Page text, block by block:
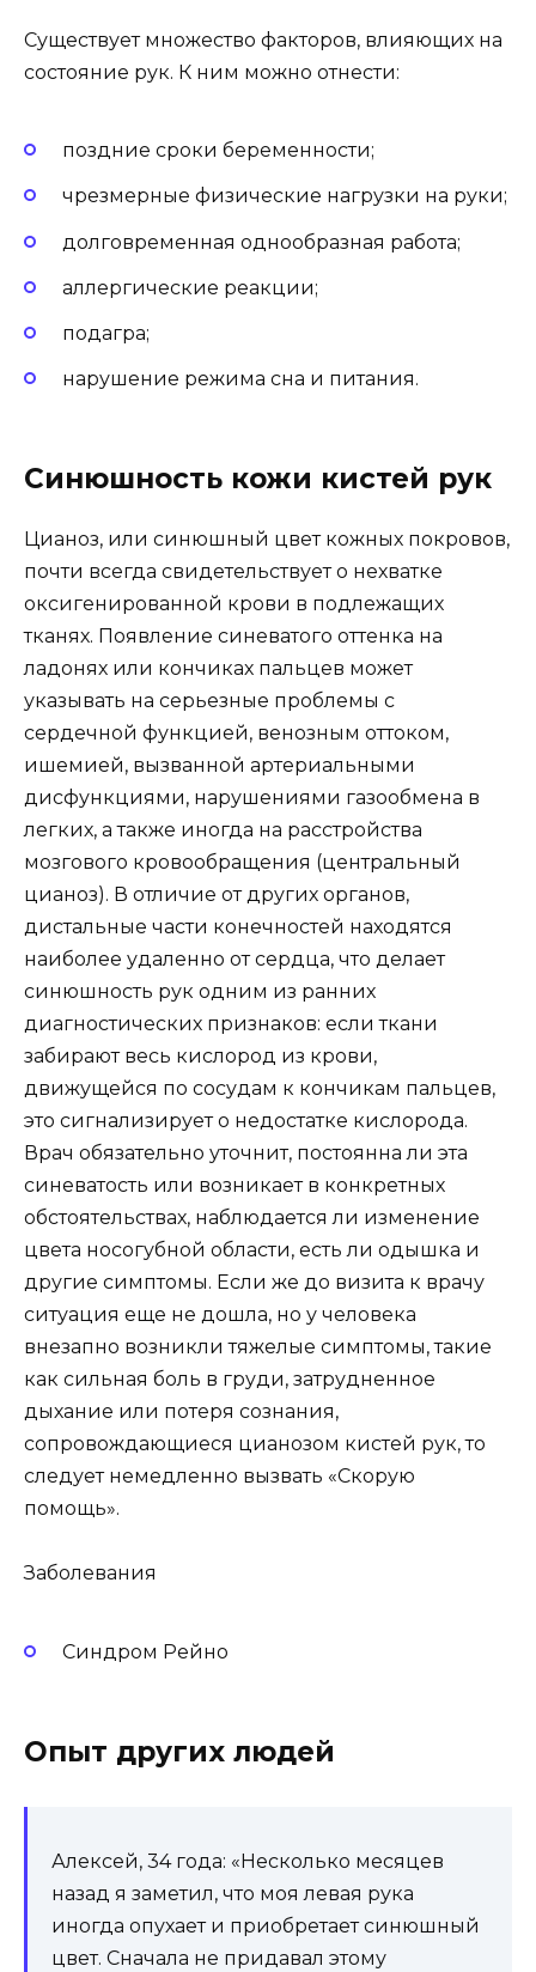
Существует множество факторов, влияющих на
состояние рук. К ним можно отнести:
поздние сроки беременности;
чрезмерные физические нагрузки на руки;
долговременная однообразная работа;
аллергические реакции;
подагра;
нарушение режима сна и питания.
Синюшность кожи кистей рук
Цианоз, или синюшный цвет кожных покровов,
почти всегда свидетельствует о нехватке
оксигенированной крови в подлежащих
тканях. Появление синеватого оттенка на
ладонях или кончиках пальцев может
указывать на серьезные проблемы с
сердечной функцией, венозным оттоком,
ишемией, вызванной артериальными
дисфункциями, нарушениями газообмена в
легких, а также иногда на расстройства
мозгового кровообращения (центральный
цианоз). В отличие от других органов,
дистальные части конечностей находятся
наиболее удаленно от сердца, что делает
синюшность рук одним из ранних
диагностических признаков: если ткани
забирают весь кислород из крови,
движущейся по сосудам к кончикам пальцев,
это сигнализирует о недостатке кислорода.
Врач обязательно уточнит, постоянна ли эта
синеватость или возникает в конкретных
обстоятельствах, наблюдается ли изменение
цвета носогубной области, есть ли одышка и
другие симптомы. Если же до визита к врачу
ситуация еще не дошла, но у человека
внезапно возникли тяжелые симптомы, такие
как сильная боль в груди, затрудненное
дыхание или потеря сознания,
сопровождающиеся цианозом кистей рук, то
следует немедленно вызвать «Скорую
помощь».
Заболевания
Синдром Рейно
Опыт других людей
Алексей, 34 года: «Несколько месяцев
назад я заметил, что моя левая рука
иногда опухает и приобретает синюшный
цвет. Сначала не придавал этому